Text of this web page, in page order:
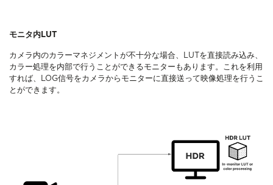
モニタ内LUT
カメラ内のカラーマネジメントが不十分な場合、LUTを直接読み込み、
カラー処理を内部で行うことができるモニターもあります。これを利用
すれば、LOG信号をカメラからモニターに直接送って映像処理を行うこ
とができます。